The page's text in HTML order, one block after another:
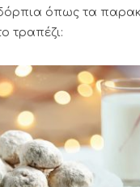
όπως τα
τραπέζι: